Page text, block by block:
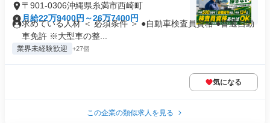
〒901-0306沖縄県糸満市西崎町
月給22万9400円～26万7400円
求めている人材 ＜ 必須条件 ＞ ●自動車検査員資格 ●普通自動
車免許 ※大型車の整...
業界未経験歓迎 +27個
気になる
この企業の類似求人を見る